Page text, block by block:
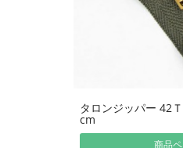
タロンジッパー 42
cm
商品